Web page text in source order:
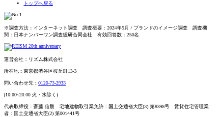
トップへ戻る
※調査方法：インターネット調査 調査概要：2024年5月 / ブランドのイメージ調査 調査機
関：日本ナンバーワン調査総研合同会社 有効回答数：250名
運営会社： リズム株式会社
所在地：東京都渋谷区桜丘町13-3
問い合わせ先： 0120-73-2933
(10:00~20:00 火・水除く)
代表取締役：齋藤 信勝 宅地建物取引業免許：国土交通省大臣(3) 第8398号 賃貸住宅管理業
者：国土交通省大臣(2) 第001441号